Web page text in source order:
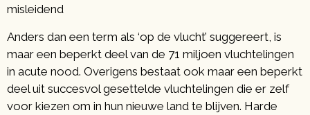
misleidend
Anders dan een term als ‘op de vlucht’ suggereert, is
maar een beperkt deel van de 71 miljoen vluchtelingen
in acute nood. Overigens bestaat ook maar een beperkt
deel uit succesvol gesettelde vluchtelingen die er zelf
voor kiezen om in hun nieuwe land te blijven. Harde